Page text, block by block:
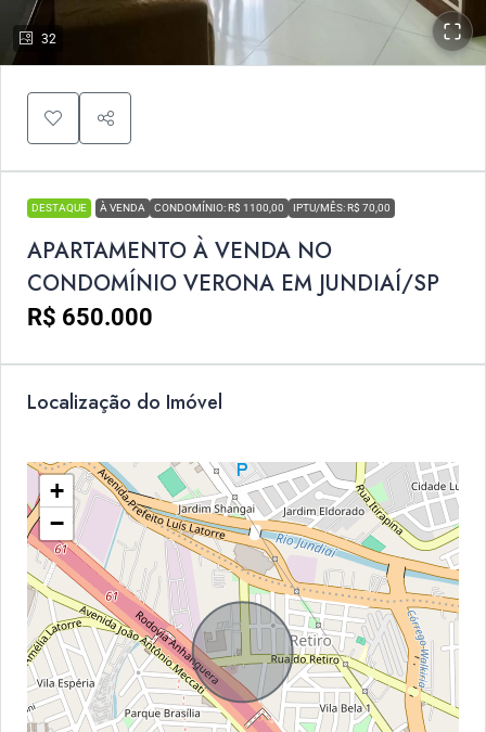
32
DESTAQUE À VENDA CONDOMÍNIO: R$ 1100,00 IPTU/MÊS: R$ 70,00
APARTAMENTO À VENDA NO
CONDOMÍNIO VERONA EM JUNDIAÍ/SP
R$ 650.000
Localização do Imóvel
+
−